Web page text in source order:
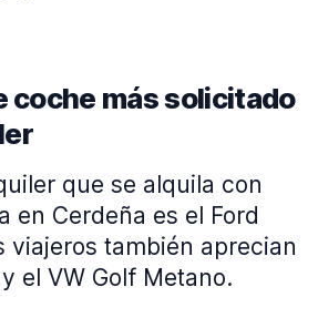
coche más solicitado
que se alquila con
en Cerdeña es el Ford
viajeros también aprecian
el VW Golf Metano.